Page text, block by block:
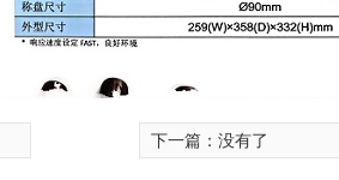
下一篇：没有了